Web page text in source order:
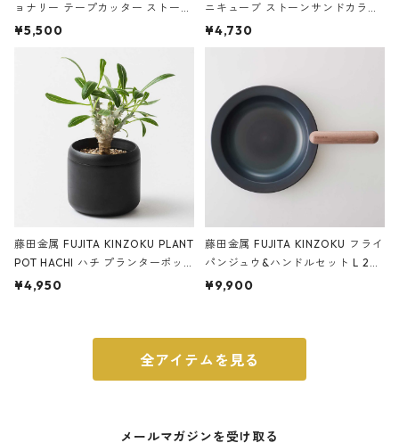
ョナリー テープカッター ストーン
サンドカラー 石調 ideaco Station
¥5,500
ニキューブ ストーンサンドカラー
石調 ideaco Umbrella Stand CUB
E ストーンサンドブラック
¥4,730
藤田金属 FUJITA KINZOKU PLANT
POT HACHI ハチ プランターポッ
ト 3号 ブラック
¥4,950
藤田金属 FUJITA KINZOKU フライ
パンジュウ&ハンドルセット L 24c
m ガス火・IH対応 鉄フライパン
¥9,900
全アイテムを見る
メールマガジンを受け取る